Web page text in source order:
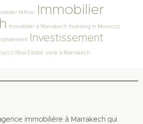
MAroc
Immobilier
Immobilier à Marrakech Investing in Morocco
Investissement
Real Estate vivre à Marrakech
immobilière à Marrakech qui